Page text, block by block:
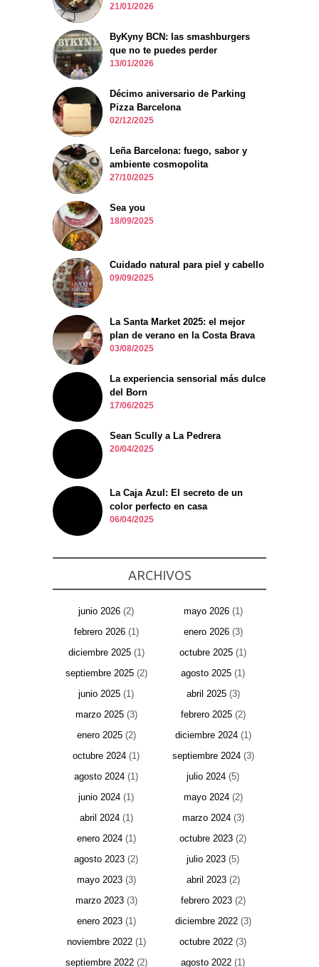
21/01/2026
ByKyny BCN: las smashburgers
que no te puedes perder
13/01/2026
Décimo aniversario de Parking
Pizza Barcelona
02/12/2025
Leña Barcelona: fuego, sabor y
ambiente cosmopolita
27/10/2025
Sea you
18/09/2025
Cuidado natural para piel y cabello
09/09/2025
La Santa Market 2025: el mejor
plan de verano en la Costa Brava
03/08/2025
La experiencia sensorial más dulce
del Born
17/06/2025
Sean Scully a La Pedrera
20/04/2025
La Caja Azul: El secreto de un
color perfecto en casa
06/04/2025
ARCHIVOS
junio 2026 (2) mayo 2026(1)
febrero 2026(1) enero 2026(3)
diciembre 2025(1) octubre 2025 (1)
septiembre 2025(2) agosto 2025 (1)
junio 2025 (1) abril 2025(3)
marzo 2025(3) febrero 2025(2)
enero 2025(2) diciembre 2024(1)
octubre 2024 (1) septiembre 2024(3)
agosto 2024 (1) julio 2024 (5)
junio 2024 (1) mayo 2024(2)
abril 2024(1) marzo 2024(3)
enero 2024(1) octubre 2023 (2)
agosto 2023 (2) julio 2023 (5)
mayo 2023(3) abril 2023(2)
marzo 2023(3) febrero 2023(2)
enero 2023(1) diciembre 2022(3)
noviembre 2022(1) octubre 2022 (3)
septiembre 2022(2) agosto 2022 (1)